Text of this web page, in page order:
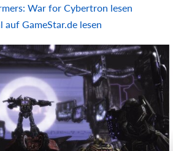
War for Cybertron lesen
auf GameStar.de lesen